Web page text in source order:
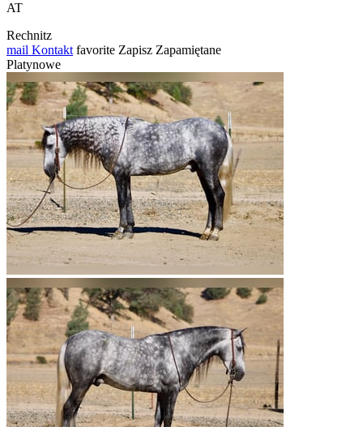
AT
Rechnitz
mail Kontakt favorite Zapisz Zapamiętane
Platynowe